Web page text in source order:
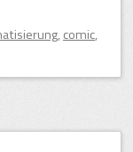
,comic,